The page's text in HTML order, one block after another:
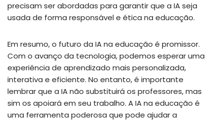
precisam ser abordadas para garantir que a IA seja
usada de forma responsável e ética na educação.
Em resumo, o futuro da IA na educação é promissor.
Com o avanço da tecnologia, podemos esperar uma
experiência de aprendizado mais personalizada,
interativa e eficiente. No entanto, é importante
lembrar que a IA não substituirá os professores, mas
sim os apoiará em seu trabalho. A IA na educação é
uma ferramenta poderosa que pode ajudar a